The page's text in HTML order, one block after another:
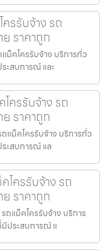
รรับจ้าง รถ
ราคาถูก
แม็คโครรับจ้าง บริการทั่ว
ะสบการณ์ และ
ครรับจ้าง รถ
ราคาถูก
แม็คโครรับจ้าง บริการทั่ว
ะสบการณ์ แล
โครรับจ้าง รถ
ราคาถูก
ถแม็คโครรับจ้าง บริการ
ประสบการณ์ แ